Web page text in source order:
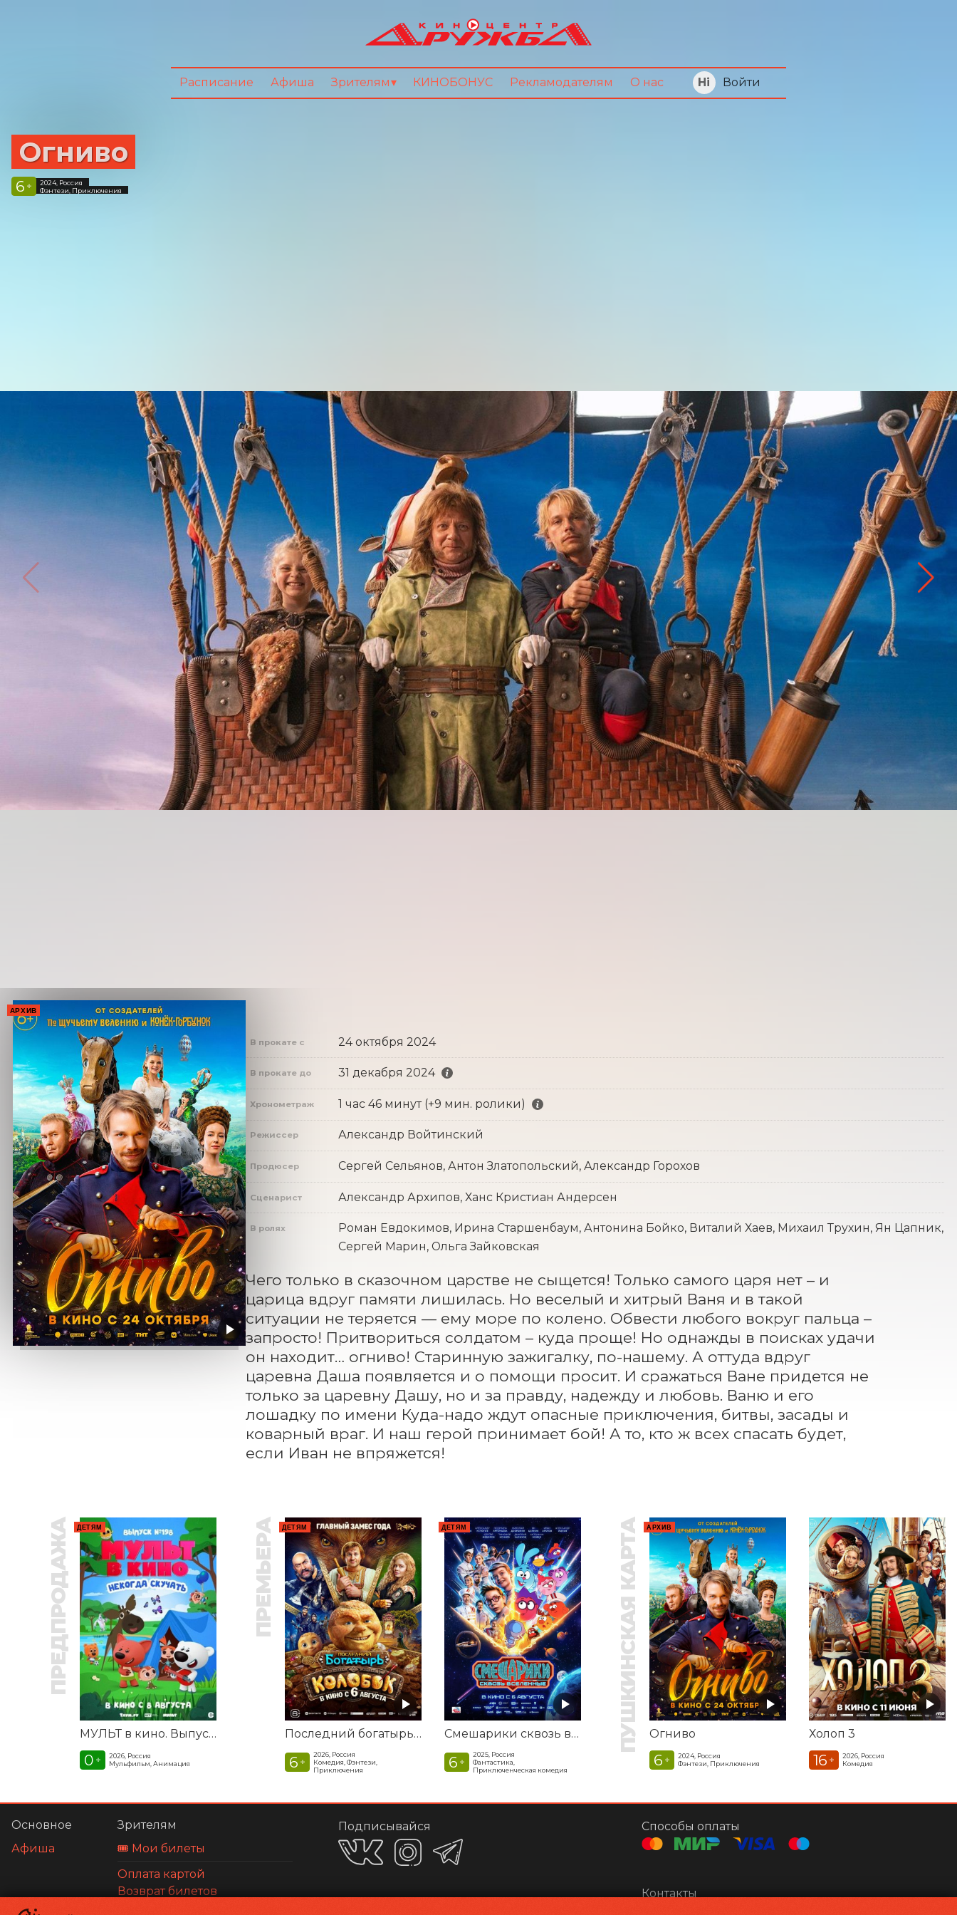
Войти
Расписание Афиша Зрителям КИНОБОНУС Рекламодателям О нас
Огниво
6 +
2024, Россия
Фэнтези, Приключения
АРХИВ
В прокате с 24 октября 2024
В прокате до 31 декабря 2024
Хронометраж 1 час 46 минут (+9 мин. ролики)
Режиссер Александр Войтинский
Продюсер Сергей Сельянов, Антон Златопольский, Александр Горохов
Сценарист Александр Архипов, Ханс Кристиан Андерсен
В ролях
Роман Евдокимов, Ирина Старшенбаум, Антонина Бойко, Виталий Хаев, Михаил Трухин, Ян Цапник,
Сергей Марин, Ольга Зайковская
Чего только в сказочном царстве не сыщется! Только самого царя нет – и
царица вдруг памяти лишилась. Но веселый и хитрый Ваня и в такой
ситуации не теряется — ему море по колено. Обвести любого вокруг пальца –
запросто! Притвориться солдатом – куда проще! Но однажды в поисках удачи
он находит… огниво! Старинную зажигалку, по-нашему. А оттуда вдруг
царевна Даша появляется и о помощи просит. И сражаться Ване придется не
только за царевну Дашу, но и за правду, надежду и любовь. Ваню и его
лошадку по имени Куда-надо ждут опасные приключения, битвы, засады и
коварный враг. И наш герой принимает бой! А то, кто ж всех спасать будет,
если Иван не впряжется!
ПРЕДПРОДАЖА ДЕТЯМ
МУЛЬТ в кино. Выпуск №198. Некогда скучать
0 +
2026, Россия
Мульфильм, Анимация
ПРЕМЬЕРА ДЕТЯМ
Последний богатырь. Колобок
6 +
2026, Россия
Комедия, Фэнтези,
Приключения
ДЕТЯМ
Смешарики сквозь вселенные
6 +
2025, Россия
Фантастика,
Приключенческая комедия
ПУШКИНСКАЯ КАРТА АРХИВ
Огниво
6 +
2024, Россия
Фэнтези, Приключения
Холоп 3
16 +
2026, Россия
Комедия
Основное
Афиша
Зрителям
🎟️ Мои билеты
Оплата картой
Возврат билетов
Подписывайся Способы оплаты
Контакты